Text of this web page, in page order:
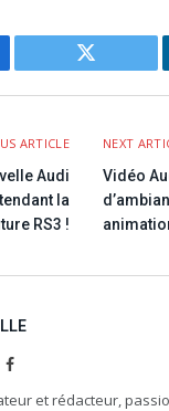
Twitter
ARTICLE
Audi
la
RS3 !
NEXT
Vidéo
Facebook
et rédacteur,